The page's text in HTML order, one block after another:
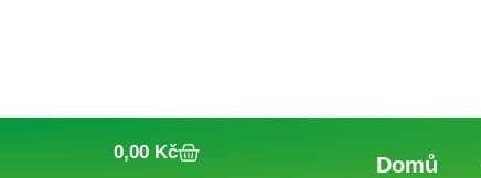
0,00 Kč Domů